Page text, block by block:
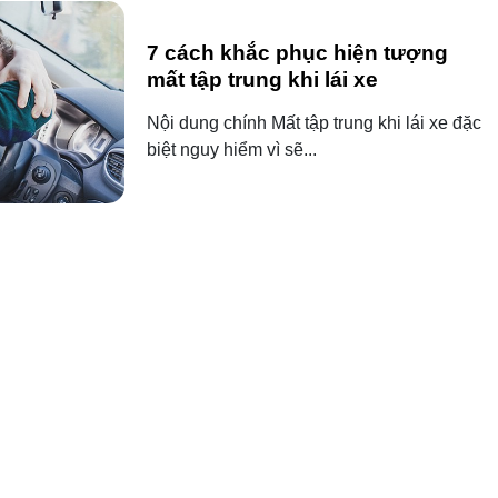
7 cách khắc phục hiện tượng
mất tập trung khi lái xe
Nội dung chính Mất tập trung khi lái xe đặc
biệt nguy hiểm vì sẽ...